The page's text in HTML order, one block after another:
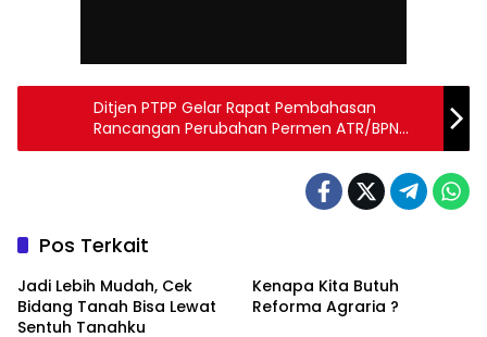
Ditjen PTPP Gelar Rapat Pembahasan
Rancangan Perubahan Permen ATR/BPN
Nomor 19 Tahun 2021
Pos Terkait
Jadi Lebih Mudah, Cek
Bidang Tanah Bisa Lewat
Sentuh Tanahku
Kenapa Kita Butuh
Reforma Agraria ?